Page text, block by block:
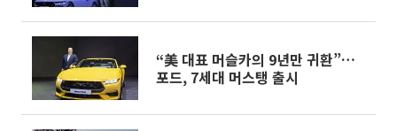
“美 대표 머슬카의 9년만 귀환”…
포드, 7세대 머스탱 출시